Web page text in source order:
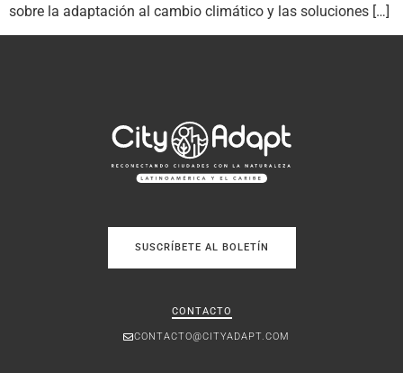
sobre la adaptación al cambio climático y las soluciones […]
SUSCRÍBETE AL BOLETÍN
CONTACTO
CONTACTO@CITYADAPT.COM